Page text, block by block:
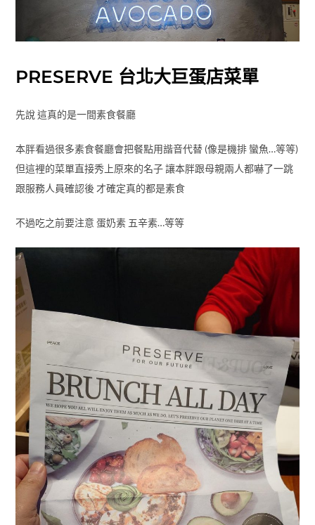
PRESERVE 台北大巨蛋店菜單
先說 這真的是一間素食餐廳
本胖看過很多素食餐廳會把餐點用諧音代替 (像是機排 蠻魚…等等)
但這裡的菜單直接秀上原來的名子 讓本胖跟母親兩人都嚇了一跳
跟服務人員確認後 才確定真的都是素食
不過吃之前要注意 蛋奶素 五辛素…等等